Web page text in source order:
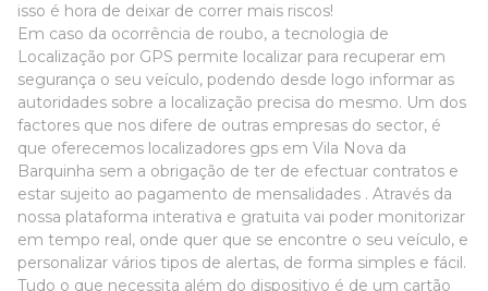
isso é hora de deixar de correr mais riscos!
Em caso da ocorrência de roubo, a tecnologia de
Localização por GPS permite localizar para recuperar em
segurança o seu veículo, podendo desde logo informar as
autoridades sobre a localização precisa do mesmo. Um dos
factores que nos difere de outras empresas do sector, é
que oferecemos localizadores gps em Vila Nova da
Barquinha sem a obrigação de ter de efectuar contratos e
estar sujeito ao pagamento de mensalidades . Através da
nossa plataforma interativa e gratuita vai poder monitorizar
em tempo real, onde quer que se encontre o seu veículo, e
personalizar vários tipos de alertas, de forma simples e fácil.
Tudo o que necessita além do dispositivo é de um cartão